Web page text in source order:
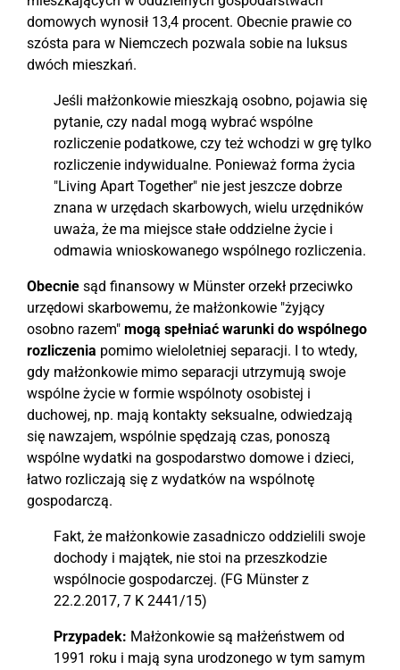
domowych wynosił 13,4 procent. Obecnie prawie co
szósta para w Niemczech pozwala sobie na luksus
dwóch mieszkań.
Jeśli małżonkowie mieszkają osobno, pojawia się
pytanie, czy nadal mogą wybrać wspólne
rozliczenie podatkowe, czy też wchodzi w grę tylko
rozliczenie indywidualne. Ponieważ forma życia
"Living Apart Together" nie jest jeszcze dobrze
znana w urzędach skarbowych, wielu urzędników
uważa, że ma miejsce stałe oddzielne życie i
odmawia wnioskowanego wspólnego rozliczenia.
Obecnie sąd finansowy w Münster orzekł przeciwko
urzędowi skarbowemu, że małżonkowie "żyjący
osobno razem" mogą spełniać warunki do wspólnego
rozliczenia pomimo wieloletniej separacji. I to wtedy,
gdy małżonkowie mimo separacji utrzymują swoje
wspólne życie w formie wspólnoty osobistej i
duchowej, np. mają kontakty seksualne, odwiedzają
się nawzajem, wspólnie spędzają czas, ponoszą
wspólne wydatki na gospodarstwo domowe i dzieci,
łatwo rozliczają się z wydatków na wspólnotę
gospodarczą.
Fakt, że małżonkowie zasadniczo oddzielili swoje
dochody i majątek, nie stoi na przeszkodzie
wspólnocie gospodarczej. (FG Münster z
22.2.2017, 7 K 2441/15)
Przypadek: Małżonkowie są małżeństwem od
1991 roku i mają syna urodzonego w tym samym